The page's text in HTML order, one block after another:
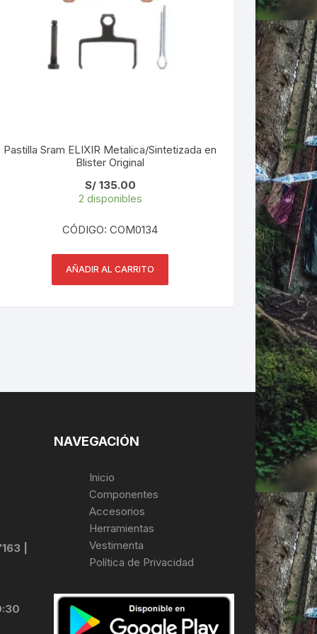
Pastilla Sram ELIXIR Metalica/Sintetizada en
Blister Original
S/135.00
2 disponibles
CÓDIGO: COM0134
AÑADIR AL CARRITO
|
NAVEGACIÓN
Inicio
Componentes
Accesorios
Herramientas
Vestimenta
Política de Privacidad